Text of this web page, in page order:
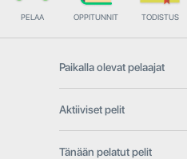
PELAA OPPITUNNIT TODISTUS
Paikalla olevat pelaajat
Aktiiviset pelit
Tänään pelatut pelit